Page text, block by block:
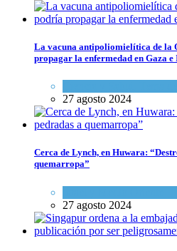
La vacuna antipoliomielítica de la
propagar la enfermedad en Gaza e
27 agosto 2024
Cerca de Lynch, en Huwara:
quemarropa”
27 agosto 2024